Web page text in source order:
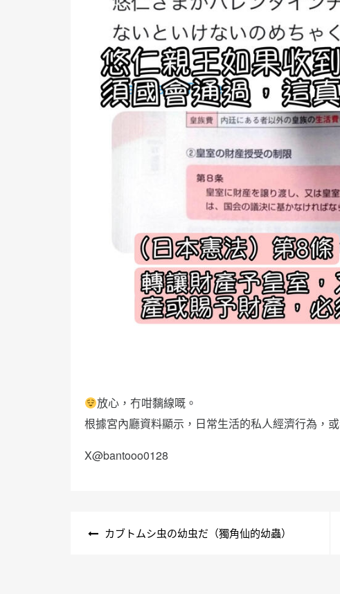
放心，冇咁黐線嘅。
根據宮內廳資料顯示，日常生活的私人經濟行為，
X@bantooo0128
カブトムシ虫の幼虫だ（獨角仙的幼蟲）